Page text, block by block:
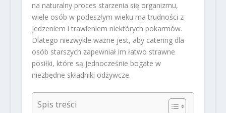
na naturalny proces starzenia się organizmu,
wiele osób w podeszłym wieku ma trudności z
jedzeniem i trawieniem niektórych pokarmów.
Dlatego niezwykle ważne jest, aby catering dla
osób starszych zapewniał im łatwo strawne
posiłki, które są jednocześnie bogate w
niezbędne składniki odżywcze.
Spis treści